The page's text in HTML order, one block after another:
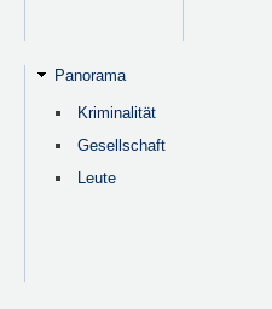
Panorama
Kriminalität
Gesellschaft
Leute